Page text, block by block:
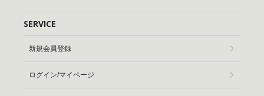
SERVICE
新規会員登録
ログイン/マイページ